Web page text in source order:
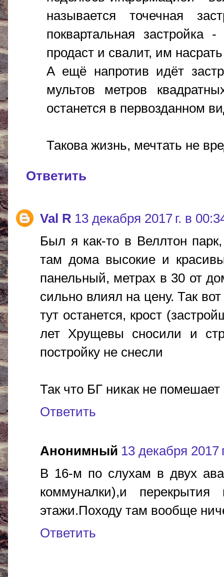
называется точечная
поквартальная
продаст и свалит, им
А ещё напротив идёт
мультов метров
останется в первозданном
Такова жизнь, мечтать не
Ответить
Val R 13 декабря 2017 г. в
Был я как-то в Веллтон
там дома высокие и
панельный, метрах в 30 от
сильно влиял на цену. Так
тут останется, крост
лет Хрущевы сносили и
постройку не снесли
Так что БГ никак не
Ответить
Анонимный 13 декабря 2017
В 16-м по слухам в двух
коммуналки),и
этажи.Походу там вообще
Ответить